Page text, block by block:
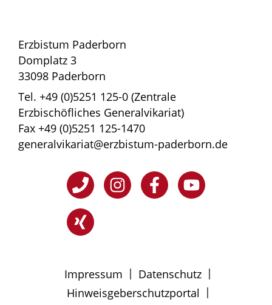
Erzbistum Paderborn
Domplatz 3
33098 Paderborn
Tel. +49 (0)5251 125-0 (Zentrale
Erzbischöfliches Generalvikariat)
Fax +49 (0)5251 125-1470
generalvikariat@erzbistum-paderborn.de
Impressum | Datenschutz |
Hinweisgeberschutzportal |